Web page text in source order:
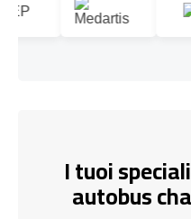
I tuoi
autobus